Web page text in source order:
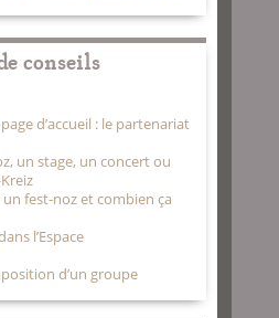
conseils
d’accueil : le partenariat
un stage, un concert ou
fest-noz et combien ça
l’Espace
d’un groupe